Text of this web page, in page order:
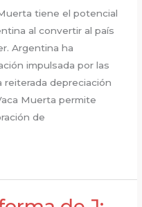
tiene el potencial
al convertir al país
Argentina ha
impulsada por las
reiterada depreciación
Muerta permite
de